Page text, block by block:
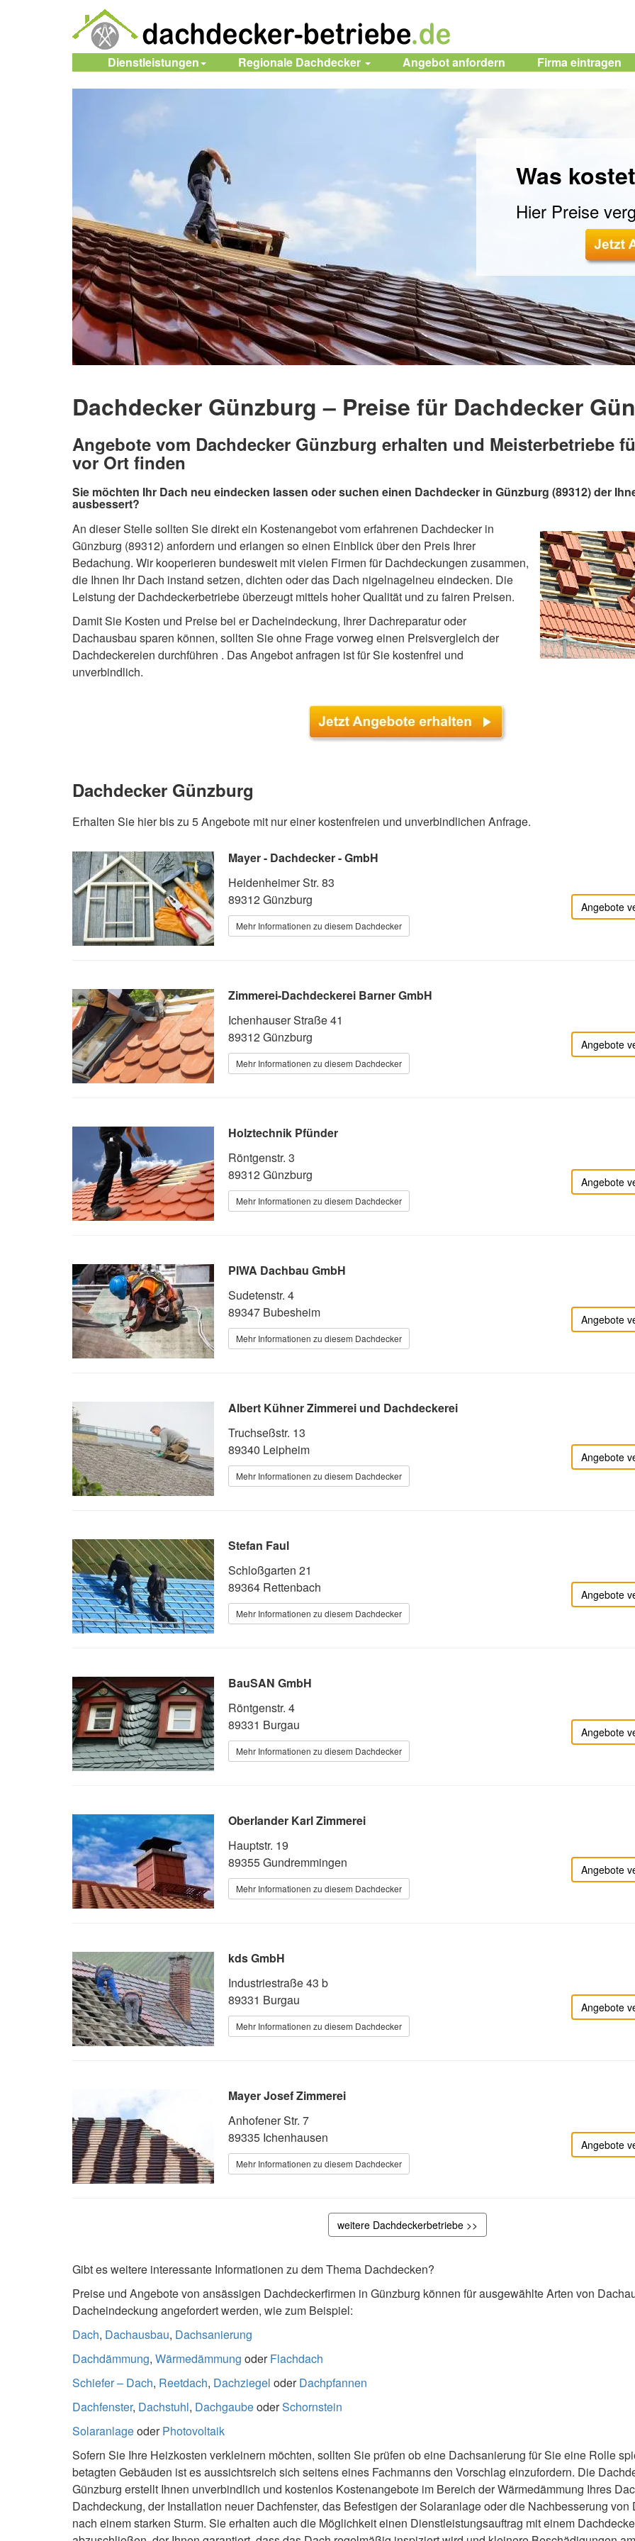
Dienstleistungen Regionale Dachdecker Angebot anfordern Firmaeintragen
Was
Hier Preise
Dachdecker Günzburg – Preise für Dachdecker
Angebote vom Dachdecker Günzburg erhalten und Meisterbetriebe
vor Ort finden
Sie möchten Ihr Dach neu eindecken lassen oder suchen einen Dachdecker in Günzburg (89312) der
ausbessert?
An dieser Stelle sollten Sie direkt ein Kostenangebot vom erfahrenen Dachdecker in
Günzburg (89312) anfordern und erlangen so einen Einblick über den Preis Ihrer
Bedachung. Wir kooperieren bundesweit mit vielen Firmen für Dachdeckungen zusammen,
die Ihnen Ihr Dach instand setzen, dichten oder das Dach nigelnagelneu eindecken. Die
Leistung der Dachdeckerbetriebe überzeugt mittels hoher Qualität und zu fairen Preisen.
Damit Sie Kosten und Preise bei er Dacheindeckung, Ihrer Dachreparatur oder
Dachausbau sparen können, sollten Sie ohne Frage vorweg einen Preisvergleich der
Dachdeckereien durchführen . Das Angebot anfragen ist für Sie kostenfrei und
unverbindlich.
Dachdecker Günzburg
Erhalten Sie hier bis zu 5 Angebote mit nur einer kostenfreien und unverbindlichen Anfrage.
Mayer - Dachdecker - GmbH
Heidenheimer Str. 83
89312 Günzburg
Mehr Informationen zu diesem Dachdecker
Angebote
Zimmerei-Dachdeckerei Barner GmbH
Ichenhauser Straße 41
89312 Günzburg
Mehr Informationen zu diesem Dachdecker
Angebote
Holztechnik Pfünder
Röntgenstr. 3
89312 Günzburg
Mehr Informationen zu diesem Dachdecker
Angebote
PIWA Dachbau GmbH
Sudetenstr. 4
89347 Bubesheim
Mehr Informationen zu diesem Dachdecker
Angebote
Albert Kühner Zimmerei und Dachdeckerei
Truchseßstr. 13
89340 Leipheim
Mehr Informationen zu diesem Dachdecker
Angebote
Stefan Faul
Schloßgarten 21
89364 Rettenbach
Mehr Informationen zu diesem Dachdecker
Angebote
BauSAN GmbH
Röntgenstr. 4
89331 Burgau
Mehr Informationen zu diesem Dachdecker
Angebote
Oberlander Karl Zimmerei
Hauptstr. 19
89355 Gundremmingen
Mehr Informationen zu diesem Dachdecker
Angebote
kds GmbH
Industriestraße 43 b
89331 Burgau
Mehr Informationen zu diesem Dachdecker
Angebote
Mayer Josef Zimmerei
Anhofener Str. 7
89335 Ichenhausen
Mehr Informationen zu diesem Dachdecker
Angebote
weitere Dachdeckerbetriebe >>
Gibt es weitere interessante Informationen zu dem Thema Dachdecken?
Preise und Angebote von ansässigen Dachdeckerfirmen in Günzburg können für ausgewählte Arten von
Dacheindeckung angefordert werden, wie zum Beispiel:
Dach, Dachausbau, Dachsanierung
Dachdämmung, Wärmedämmung oderFlachdach
Schiefer – Dach, Reetdach, Dachziegel oderDachpfannen
Dachfenster, Dachstuhl, DachgaubeoderSchornstein
SolaranlageoderPhotovoltaik
Sofern Sie Ihre Heizkosten verkleinern möchten, sollten Sie prüfen ob eine Dachsanierung für Sie eine Rolle
betagten Gebäuden ist es aussichtsreich sich seitens eines Fachmanns den Vorschlag einzufordern. Die
Günzburg erstellt Ihnen unverbindlich und kostenlos Kostenangebote im Bereich der Wärmedämmung Ihres
Dachdeckung, der Installation neuer Dachfenster, das Befestigen der Solaranlage oder die Nachbesserung von
nach einem starken Sturm. Sie erhalten auch die Möglichkeit einen Dienstleistungsauftrag mit einem